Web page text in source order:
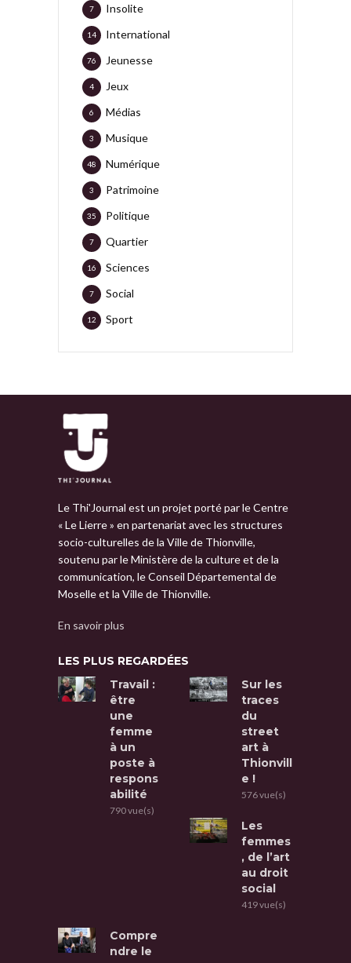
Insolite
7
International
14
Jeunesse
76
Jeux
4
Médias
6
Musique
3
Numérique
48
Patrimoine
3
Politique
35
Quartier
7
Sciences
16
Social
7
Sport
12
Le Thi'Journal est un projet porté par le Centre
« Le Lierre » en partenariat avec les structures
socio-culturelles de la Ville de Thionville,
soutenu par le Ministère de la culture et de la
communication, le Conseil Départemental de
Moselle et la Ville de Thionville.
En savoir plus
LES PLUS REGARDÉES
Travail :
être
une
femme
à un
poste à
respons
abilité
790 vue(s)
Sur les
traces
du
street
art à
Thionvill
e !
576 vue(s)
Les
femmes
, de l’art
au droit
social
419 vue(s)
Compre
ndre le